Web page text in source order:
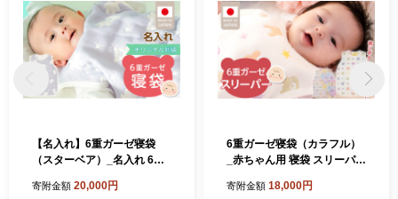
【名入れ】6重ガーゼ寝袋
（スターベア）_名入れ 6重
ーベア くまさん 夜空 ブルー
寄附金額 20,000円
6重ガーゼ寝袋（カラフル）
_赤ちゃん用 寝袋 スリーパー
00％ 着丈 約51cm 身巾 約40
寄附金額 18,000円